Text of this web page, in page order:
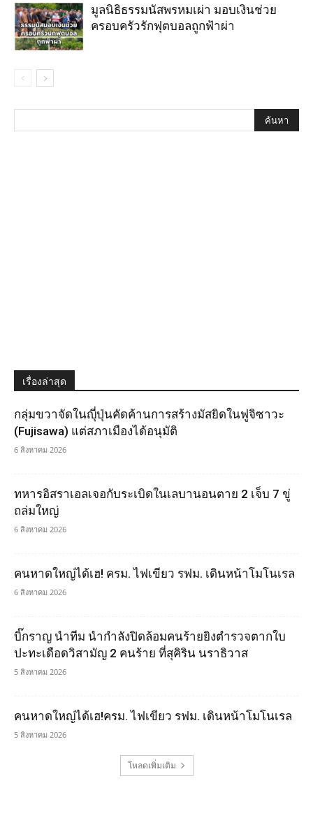
มูลนิธิธรรมนัสพรหมเผ่า มอบเงินช่วย
ครอบครัวรักฟุตบอลถูกฟ้าผ่า
เรื่องล่าสุด
กลุ่มขวาจัดในญุี่ปุ่นคัดค้านการสร้างมัสยิดในฟูจิซาวะ
(Fujisawa) แต่สภาเมืองได้อนุมัติ
6 สิงหาคม 2026
ทหารอิสราเอลเจอกับระเบิดในเลบานอนตาย 2 เจ็บ 7 ขู่
ถล่มใหญ่
6 สิงหาคม 2026
คนหาดใหญ่ได้เฮ! ครม. ไฟเขียว รฟม. เดินหน้าโมโนเรล
6 สิงหาคม 2026
บิ๊กราญ นำทีม นำกำลังปิดล้อมคนร้ายยิงตำรวจตากใบ
ปะทะเดือดวิสามัญ 2 คนร้าย ที่สุคิริน นราธิวาส
5 สิงหาคม 2026
คนหาดใหญ่ได้เฮ!ครม. ไฟเขียว รฟม. เดินหน้าโมโนเรล
5 สิงหาคม 2026
โหลดเพิ่มเติม